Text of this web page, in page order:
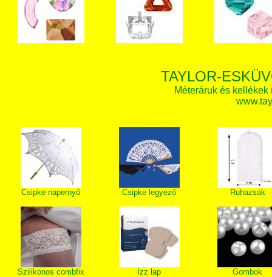
TAYLOR-
Méteráruk és
Csipke napernyő Csipke legyező Ruhazsák
Szilikonos combfix Izz lap Gombok